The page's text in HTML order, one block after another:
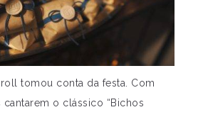
tomou conta da festa. Com
o clássico “Bichos